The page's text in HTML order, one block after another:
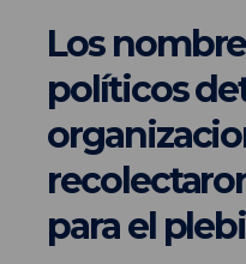
Los
políticos
para el